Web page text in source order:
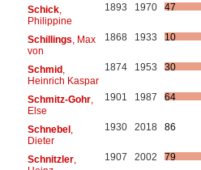
Schick,
Philippine
1893 1970 47
Schillings , Max
von
1868 1933 10
Schmid,
Heinrich Kaspar
1874 1953 30
Schmitz-Gohr,
Else
1901 1987 64
Schnebel,
Dieter
1930 2018 86
Schnitzler,
1907 2002 79